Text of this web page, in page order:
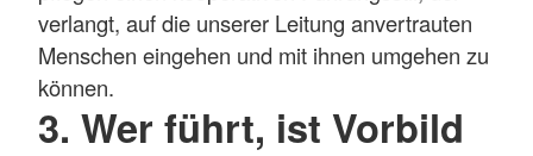
verlangt, auf die unserer Leitung anvertrauten
Menschen eingehen und mit ihnen umgehen zu
können.
3. Wer führt, ist Vorbild